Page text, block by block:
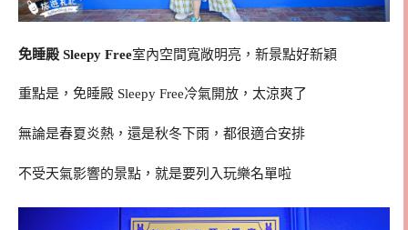
免睡殿 Sleepy Free室內空間寬敞明亮，新景點好新穎
重點是，免睡殿 Sleepy Free冷氣開放，太涼爽了
無論是春夏炎熱，還是秋冬下雨，都很適合安排
不受天氣影響的景點，就是要列入玩樂名單啦